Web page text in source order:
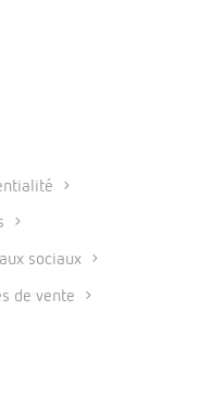
sociaux
de vente